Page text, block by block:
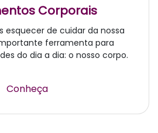
Corporais
esquecer de cuidar da nossa
ferramenta para
do dia a dia: o nosso corpo.
Conheça